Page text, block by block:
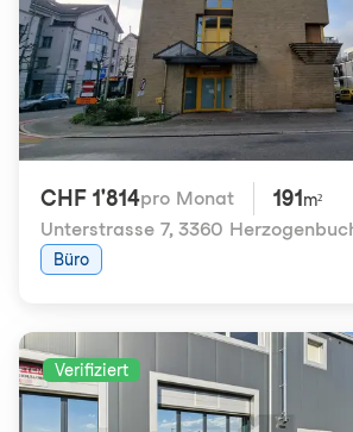
CHF 1'814pro Monat 191 m²
Unterstrasse 7, 3360
Büro
Verifiziert